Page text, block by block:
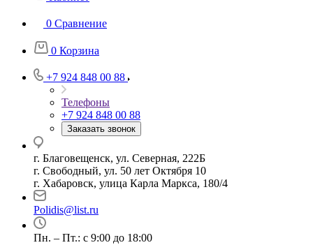
0 Сравнение
0 Корзина
+7 924 848 00 88
Телефоны
+7 924 848 00 88
Заказать звонок
г. Благовещенск, ул. Северная, 222Б
г. Свободный, ул. 50 лет Октября 10
г. Хабаровск, улица Карла Маркса, 180/4
Polidis@list.ru
Пн. – Пт.: с 9:00 до 18:00